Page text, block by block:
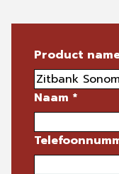
Product
Naam *